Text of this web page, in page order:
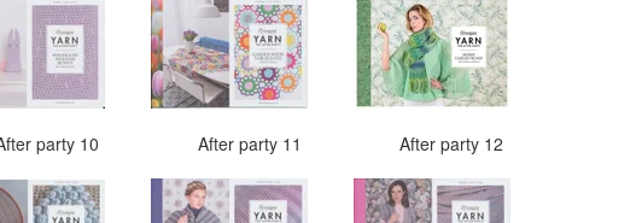
party 10 After party 11 After party 12